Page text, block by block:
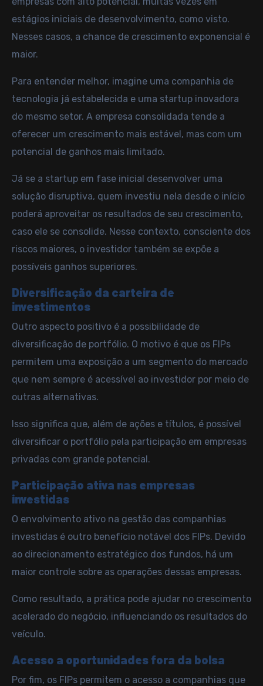
estágios iniciais de desenvolvimento, como visto.
Nesses casos, a chance de crescimento exponencial é
maior.
Para entender melhor, imagine uma companhia de
tecnologia já estabelecida e uma startup inovadora
do mesmo setor. A empresa consolidada tende a
oferecer um crescimento mais estável, mas com um
potencial de ganhos mais limitado.
Já se a startup em fase inicial desenvolver uma
solução disruptiva, quem investiu nela desde o início
poderá aproveitar os resultados de seu crescimento,
caso ele se consolide. Nesse contexto, consciente dos
riscos maiores, o investidor também se expõe a
possíveis ganhos superiores.
Diversificação da carteira de
investimentos
Outro aspecto positivo é a possibilidade de
diversificação de portfólio. O motivo é que os FIPs
permitem uma exposição a um segmento do mercado
que nem sempre é acessível ao investidor por meio de
outras alternativas.
Isso significa que, além de ações e títulos, é possível
diversificar o portfólio pela participação em empresas
privadas com grande potencial.
Participação ativa nas empresas
investidas
O envolvimento ativo na gestão das companhias
investidas é outro benefício notável dos FIPs. Devido
ao direcionamento estratégico dos fundos, há um
maior controle sobre as operações dessas empresas.
Como resultado, a prática pode ajudar no crescimento
acelerado do negócio, influenciando os resultados do
veículo.
Acesso a oportunidades fora da bolsa
Por fim, os FIPs permitem o acesso a companhias que